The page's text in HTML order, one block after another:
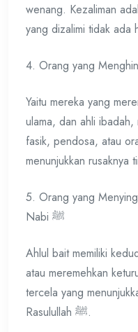
wenang. Kezaliman
yang dizalimi tidak ada
4. Orang yang
Yaitu mereka yang
ulama, dan ahli ibadah,
fasik, pendosa, atau
menunjukkan rusaknya
5. Orang yang
Nabi ﷺ
Ahlul bait memiliki
atau meremehkan
tercela yang
Rasulullah ﷺ.